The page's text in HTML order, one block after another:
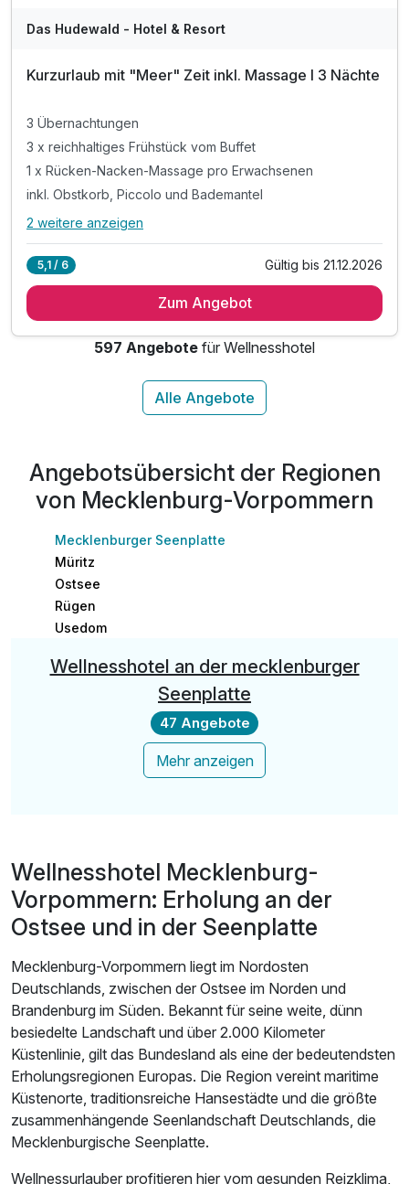
Das Hudewald - Hotel & Resort
Kurzurlaub mit "Meer" Zeit inkl. Massage I 3 Nächte
3 Übernachtungen
3 x reichhaltiges Frühstück vom Buffet
1 x Rücken-Nacken-Massage pro Erwachsenen
inkl. Obstkorb, Piccolo und Bademantel
Alle Inklusivleistungen
3 x reichhaltiges Frühstück vom Buffet
inkl. Obstkorb, Piccolo und Bademantel
inkl. Nutzung W-Lan im Hauptgebäude
2 weitere anzeigen
5,1 / 6 Gültig bis 21.12.2026
Zum Angebot
597 Angebote für Wellnesshotel
Angebotsübersicht der Regionen
von Mecklenburg-Vorpommern
Mecklenburger Seenplatte
Müritz
Ostsee
Rügen
Usedom
Wellnesshotel an der mecklenburger
Seenplatte
47 Angebote
Mehr anzeigen
Wellnesshotel Mecklenburg-
Vorpommern: Erholung an der
Ostsee und in der Seenplatte
Mecklenburg-Vorpommern liegt im Nordosten
Deutschlands, zwischen der Ostsee im Norden und
Brandenburg im Süden. Bekannt für seine weite, dünn
besiedelte Landschaft und über 2.000 Kilometer
Küstenlinie, gilt das Bundesland als eine der bedeutendsten
Erholungsregionen Europas. Die Region vereint maritime
Küstenorte, traditionsreiche Hansestädte und die größte
zusammenhängende Seenlandschaft Deutschlands, die
Mecklenburgische Seenplatte.
Wellnessurlauber profitieren hier vom gesunden Reizklima,